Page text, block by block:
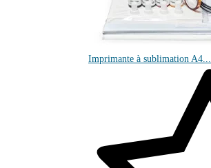
Imprimante à sublimation A4...